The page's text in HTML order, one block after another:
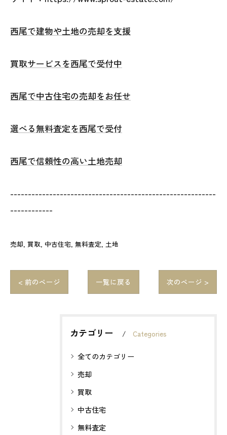
西尾で建物や土地の売却を支援
買取サービスを西尾で受付中
西尾で中古住宅の売却をお任せ
選べる無料査定を西尾で受付
西尾で信頼性の高い土地売却
----------------------------------------------------------
------------
売却 買取 中古住宅 無料査定 土地
< 前のページ 一覧に戻る 次のページ >
カテゴリー Categories
全てのカテゴリー
売却
買取
中古住宅
無料査定